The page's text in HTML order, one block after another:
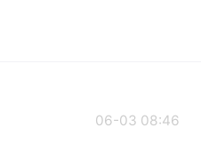
06-03 08:46